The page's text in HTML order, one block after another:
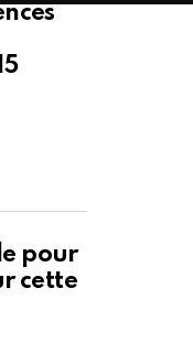
pour
cette